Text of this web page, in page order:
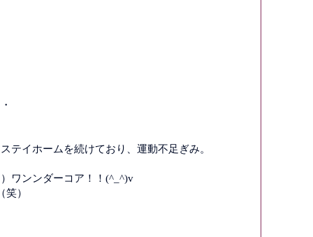
テイホームを続けており、運動不足ぎみ。
ワンンダーコア！！(^_^)v
）